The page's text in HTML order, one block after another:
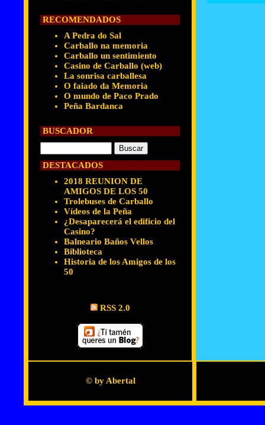
RECOMENDADOS
A Pedra do Sal
Carballo na memoria
Carballo un sentimiento
Casino de Carballo (web)
La sonrisa carballesa
O faiado da Memoria
O mundo de Paco Prado
Peña Bardanca
BUSCADOR
DESTACADOS
2018 REUNION DE
AMIGOS DE LOS 50
Trolebuses de Carballo
Vídeos de la Peña
¿Desaparecerá el edificio del
Casino?
Balneario Baños Vellos
Biblioteca
Historia de los Amigos de los
50
RSS 2.0
© by Abertal